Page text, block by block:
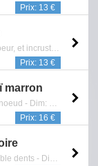
Prix: 13 €
Chouchou élastique en forme de coeur, et incrusté de cristaux rouges - Se porte également en bracelet. - Reference: 0902.518.0412
Prix: 13 €
marron
Barette à cheveux représentant un noeud - Dim: 4 x 9,5 cm - Reference: 0902.529.0512
Prix: 16 €
Une pince à cheveux plastique double dents - Dim. : 11 x 4 cm - Reference: 0902.439.0111